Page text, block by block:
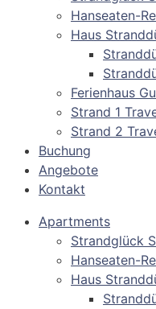
Hanseaten-
Haus
Ferienhaus
Strand 1
Strand 2
Buchung
Angebote
Kontakt
Apartments
Strandglück
Hanseaten-
Haus